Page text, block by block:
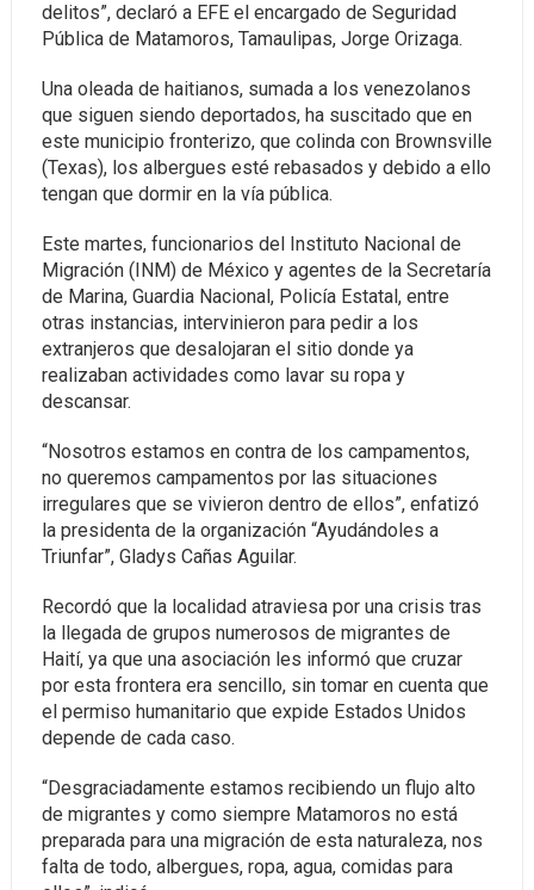
delitos”, declaró a EFE el encargado de Seguridad
Pública de Matamoros, Tamaulipas, Jorge Orizaga.
Una oleada de haitianos, sumada a los venezolanos
que siguen siendo deportados, ha suscitado que en
este municipio fronterizo, que colinda con Brownsville
(Texas), los albergues esté rebasados y debido a ello
tengan que dormir en la vía pública.
Este martes, funcionarios del Instituto Nacional de
Migración (INM) de México y agentes de la Secretaría
de Marina, Guardia Nacional, Policía Estatal, entre
otras instancias, intervinieron para pedir a los
extranjeros que desalojaran el sitio donde ya
realizaban actividades como lavar su ropa y
descansar.
“Nosotros estamos en contra de los campamentos,
no queremos campamentos por las situaciones
irregulares que se vivieron dentro de ellos”, enfatizó
la presidenta de la organización “Ayudándoles a
Triunfar”, Gladys Cañas Aguilar.
Recordó que la localidad atraviesa por una crisis tras
la llegada de grupos numerosos de migrantes de
Haití, ya que una asociación les informó que cruzar
por esta frontera era sencillo, sin tomar en cuenta que
el permiso humanitario que expide Estados Unidos
depende de cada caso.
“Desgraciadamente estamos recibiendo un flujo alto
de migrantes y como siempre Matamoros no está
preparada para una migración de esta naturaleza, nos
falta de todo, albergues, ropa, agua, comidas para